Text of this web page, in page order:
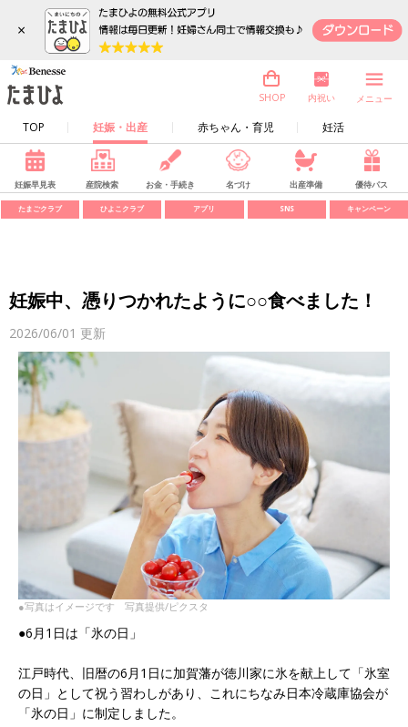
×
TOP 妊娠・出産 赤ちゃん・育児 妊活
SHOP 内祝い メニュー
妊娠早見表 産院検索 お金・手続き 名づけ 出産準備 優待パス
たまごクラブ ひよこクラブ アプリ SNS キャンペーン
妊娠中、憑りつかれたように○○食べました！
2026/06/01 更新
●写真はイメージです 写真提供/ピクスタ
●6月1日は「氷の日」
江戸時代、旧暦の6月1日に加賀藩が徳川家に氷を献上して「氷室
の日」として祝う習わしがあり、これにちなみ日本冷蔵庫協会が
「氷の日」に制定しました。